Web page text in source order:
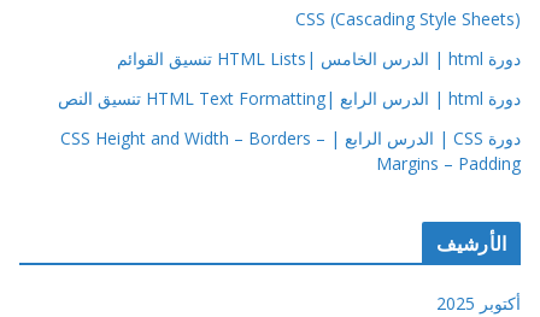
CSS (Cascading Style Sheets)
دورة html | الدرس الخامس |HTML Lists تنسيق القوائم
دورة html | الدرس الرابع |HTML Text Formatting تنسيق النص
دورة CSS | الدرس الرابع | CSS Height and Width – Borders –
Margins – Padding
الأرشيف
أكتوبر 2025